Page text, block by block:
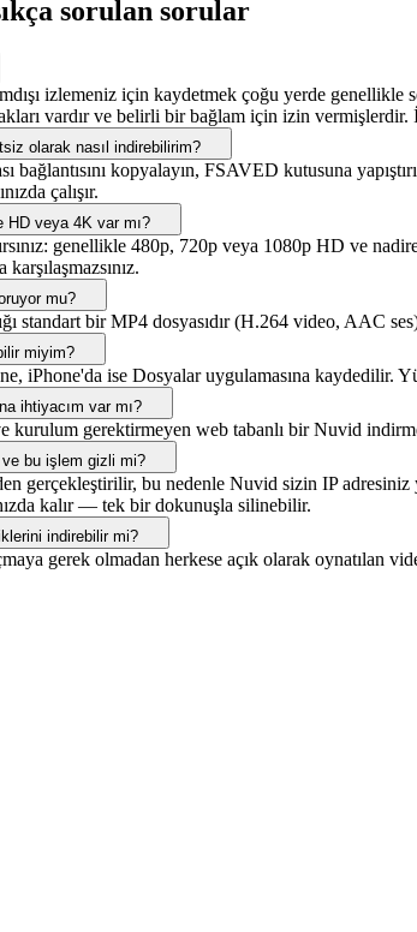
sorulan sorular
izlemeniz için kaydetmek çoğu yerde genellikle
vardır ve belirli bir bağlam için izin vermişlerdir.
olarak nasıl indirebilirim?
bağlantısını kopyalayın, FSAVED kutusuna
çalışır.
veya 4K var mı?
genellikle 480p, 720p veya 1080p HD ve
mu?
standart bir MP4 dosyasıdır (H.264 video, AAC
miyim?
iPhone'da ise Dosyalar uygulamasına kaydedilir.
ihtiyacım var mı?
kurulum gerektirmeyen web tabanlı bir Nuvid
ve bu işlem gizli mi?
gerçekleştirilir, bu nedenle Nuvid sizin IP
kalır — tek bir dokunuşla silinebilir.
indirebilir mi?
gerek olmadan herkese açık olarak